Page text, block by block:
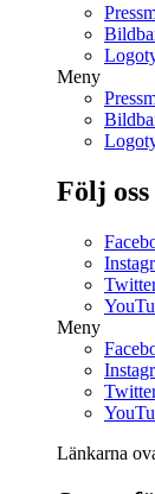
Meny
Följ
Meny
Länkarna